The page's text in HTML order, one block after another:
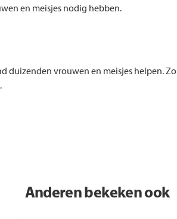
en meisjes nodig hebben.
duizenden vrouwen en meisjes helpen. Zo
Anderen bekeken ook